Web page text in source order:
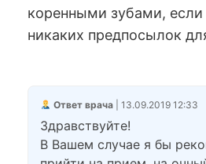
коренными зубами, если
никаких предпосылок
Ответ врача| 13.09.2019 12:33
Здравствуйте!
В Вашем случае я бы